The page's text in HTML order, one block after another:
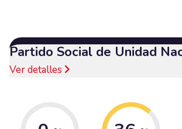
Partido Social de Unidad
Ver detalles